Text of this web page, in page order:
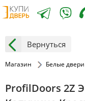
Вернуться
Магазин Белые двери
ProfilDoors 2Z